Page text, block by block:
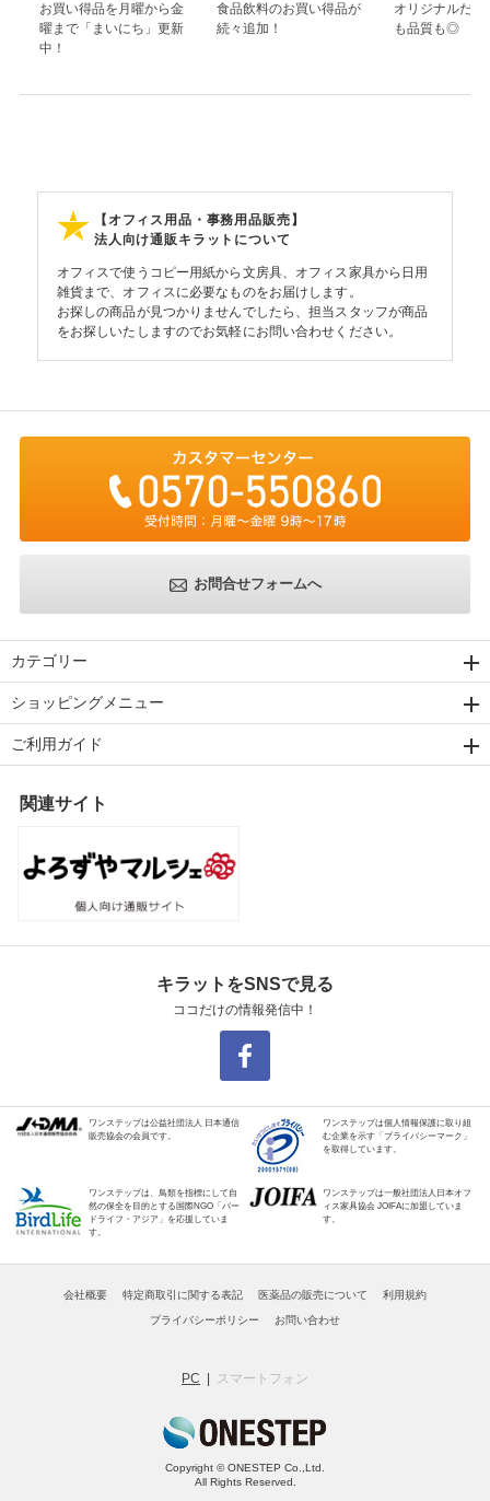
お買い得品を月曜から金
曜まで「まいにち」更新
中！
食品飲料のお買い得品が
続々追加！
オリジナルだか
も品質も◎
【オフィス用品・事務用品販売】
法人向け通販キラットについて
オフィスで使うコピー用紙から文房具、オフィス家具から日用
雑貨まで、オフィスに必要なものをお届けします。
お探しの商品が見つかりませんでしたら、担当スタッフが商品
をお探しいたしますのでお気軽にお問い合わせください。
お問合せフォームへ
カテゴリー
ショッピングメニュー
ご利用ガイド
関連サイト
キラットをSNSで見る
ココだけの情報発信中！
ワンステップは公益社団法人 日本通信
販売協会の会員です。
ワンステップは個人情報保護に取り組
む企業を示す「プライバシーマーク」
を取得しています。
ワンステップは、鳥類を指標にして自
然の保全を目的とする国際NGO「バー
ドライフ・アジア」を応援していま
す。
ワンステップは一般社団法人日本オフ
ィス家具協会 JOIFAに加盟していま
す。
会社概要 特定商取引に関する表記 医薬品の販売について 利用規約
プライバシーポリシー お問い合わせ
PC スマートフォン
Copyright © ONESTEP Co.,Ltd.
All Rights Reserved.